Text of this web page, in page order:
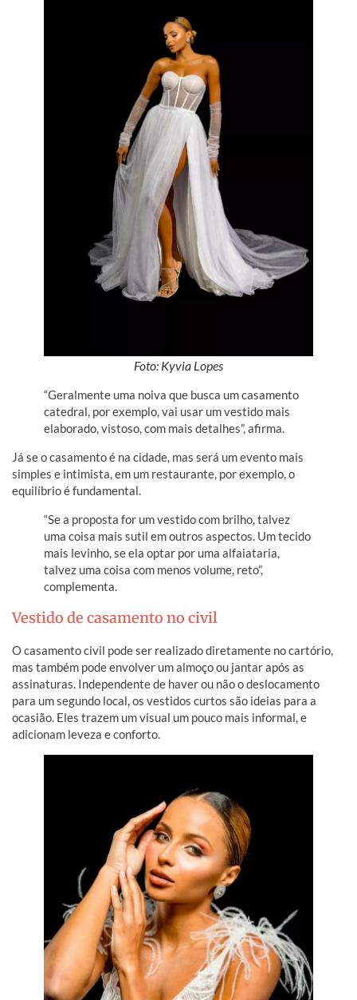
Foto: Kyvia Lopes
“Geralmente uma noiva que busca um casamento
catedral, por exemplo, vai usar um vestido mais
elaborado, vistoso, com mais detalhes”, afirma.
Já se o casamento é na cidade, mas será um evento mais
simples e intimista, em um restaurante, por exemplo, o
equilíbrio é fundamental.
“Se a proposta for um vestido com brilho, talvez
uma coisa mais sutil em outros aspectos. Um tecido
mais levinho, se ela optar por uma alfaiataria,
talvez uma coisa com menos volume, reto”,
complementa.
Vestido de casamento no civil
O casamento civil pode ser realizado diretamente no cartório,
mas também pode envolver um almoço ou jantar após as
assinaturas. Independente de haver ou não o deslocamento
para um segundo local, os vestidos curtos são ideias para a
ocasião. Eles trazem um visual um pouco mais informal, e
adicionam leveza e conforto.